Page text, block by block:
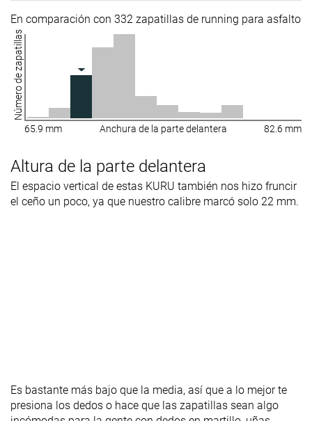
En comparación con 332 zapatillas de running para asfalto
Número de zapatillas
65.9 mm Anchura de la parte delantera 82.6 mm
Altura de la parte delantera
El espacio vertical de estas KURU también nos hizo fruncir
el ceño un poco, ya que nuestro calibre marcó solo 22 mm.
Es bastante más bajo que la media, así que a lo mejor te
presiona los dedos o hace que las zapatillas sean algo